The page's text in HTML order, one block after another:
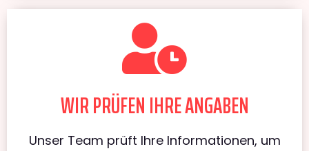
WIR PRÜFEN IHRE ANGABEN
Unser Team prüft Ihre Informationen, um